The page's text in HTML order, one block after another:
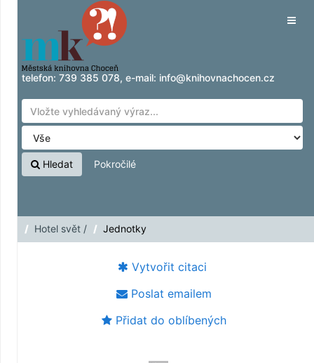
Přeskočit na obsah
telefon: 739 385 078, e-mail: info@knihovnachocen.cz
Hledat Pokročilé
Hotel svět / Jednotky
Vytvořit citaci
Poslat emailem
Přidat do oblíbených